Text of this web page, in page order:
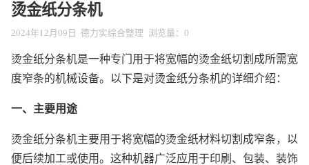
烫金纸分条机
2024年12月09日 德力实综合整理 浏览量： 0
烫金纸分条机是一种专门用于将宽幅的烫金纸切割成所需宽
度窄条的机械设备。以下是对烫金纸分条机的详细介绍：
一、主要用途
烫金纸分条机主要用于将宽幅的烫金纸材料切割成窄条，以
便后续加工或使用。这种机器广泛应用于印刷、包装、装饰